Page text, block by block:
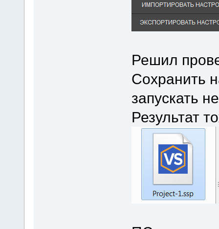
Решил
Сохранить
запускать
Результат